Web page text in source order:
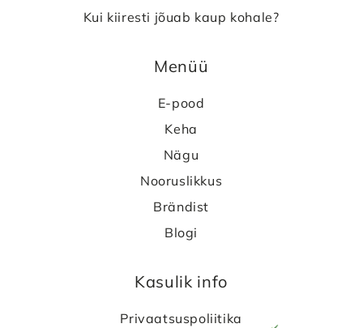
Kui kiiresti jõuab kaup kohale?
Menüü
E-pood
Keha
Nägu
Nooruslikkus
Brändist
Blogi
Kasulik info
Privaatsuspoliitika